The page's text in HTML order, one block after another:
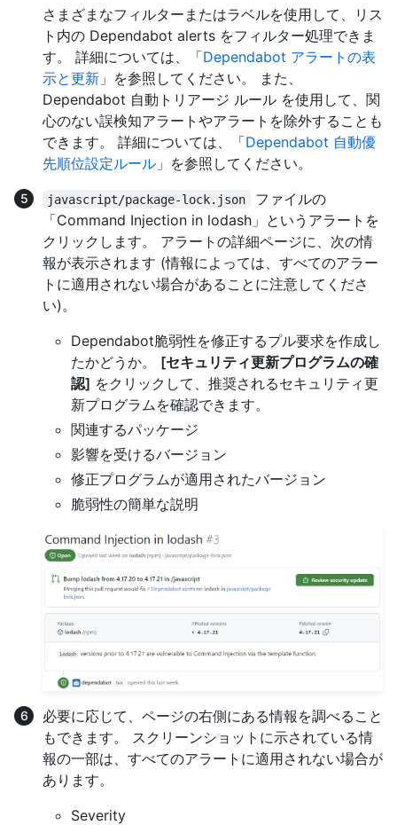
さまざまなフィルターまたはラベルを使用して、リス
ト内の Dependabot alerts をフィルター処理できま
す。 詳細については、「Dependabot アラートの表
示と更新 」を参照してください。 また、
Dependabot 自動トリアージ ルール を使用して、関
心のない誤検知アラートやアラートを除外することも
できます。 詳細については、「Dependabot 自動優
先順位設定ルール 」を参照してください。
javascript/package-lock.json
ファイルの
「Command Injection in lodash」というアラートを
クリックします。 アラートの詳細ページに、次の情
報が表示されます (情報によっては、すべてのアラー
トに適用されない場合があることに注意してくださ
い)。
Dependabot脆弱性を修正するプル要求を作成し
たかどうか。 [セキュリティ更新プログラムの確
認] をクリックして、推奨されるセキュリティ更
新プログラムを確認できます。
関連するパッケージ
影響を受けるバージョン
修正プログラムが適用されたバージョン
脆弱性の簡単な説明
必要に応じて、ページの右側にある情報を調べること
もできます。 スクリーンショットに示されている情
報の一部は、すべてのアラートに適用されない場合が
あります。
Severity